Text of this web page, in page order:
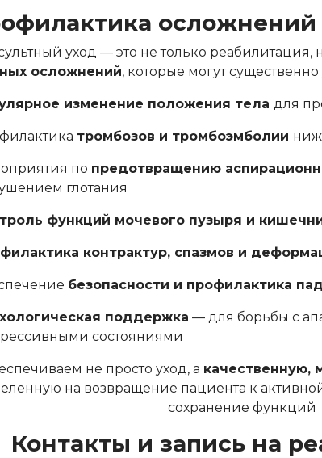
осложнений
уход — это не только реабилитация,
осложнений, которые могут
изменение положения тела для
тромбозов и тромбоэмболии
по предотвращению
глотания
функций мочевого пузыря и
контрактур, спазмов и
безопасности и профилактика
поддержка — для борьбы с
состояниями
не просто уход, а качественную,
на возвращение пациента к
сохранение функций
Контакты и запись на